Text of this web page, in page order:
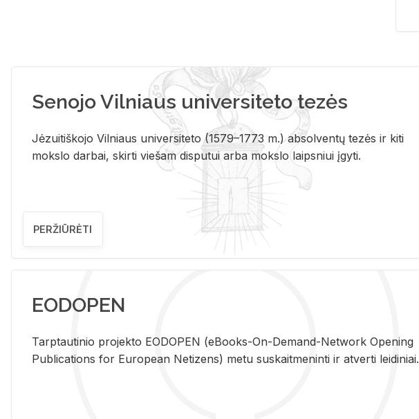
Senojo Vilniaus universiteto tezės
Jėzuitiškojo Vilniaus universiteto (1579–1773 m.) absolventų tezės ir kiti
mokslo darbai, skirti viešam disputui arba mokslo laipsniui įgyti.
PERŽIŪRĖTI
EODOPEN
Tarp­tau­ti­nio pro­jek­to EO­DO­PEN (eBo­oks-On-De­mand-Ne­twork Ope­ning
Pub­li­ca­tions for Eu­ro­pe­an Ne­ti­zens) metu su­skait­me­nin­ti ir at­ver­ti lei­di­niai.